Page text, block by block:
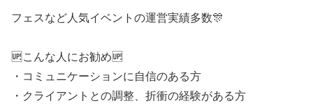
フェスなど人気イベントの運営実績多数🎊
🆙こんな人にお勧め🆙
・コミュニケーションに自信のある方
・クライアントとの調整、折衝の経験がある方